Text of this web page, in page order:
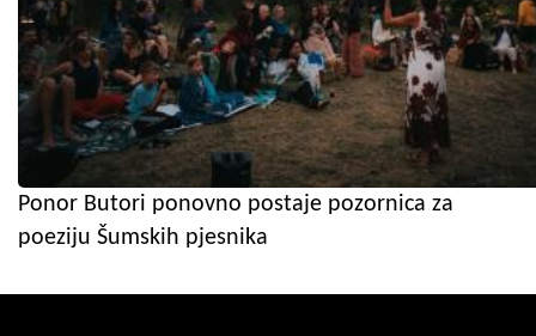
Ponor Butori ponovno postaje pozornica za
poeziju Šumskih pjesnika